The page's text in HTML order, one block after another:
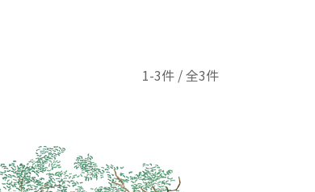
1-3件 / 全3件